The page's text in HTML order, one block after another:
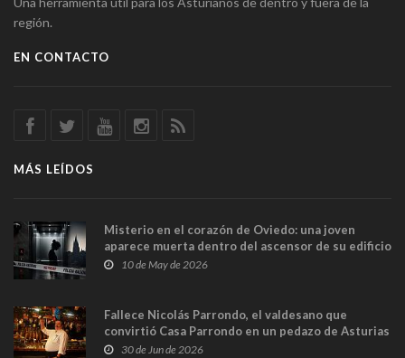
región.
EN CONTACTO
MÁS LEÍDOS
Misterio en el corazón de Oviedo: una joven
aparece muerta dentro del ascensor de su edificio
y las cámaras captan sus últimos minutos
10 de May de 2026
Fallece Nicolás Parrondo, el valdesano que
convirtió Casa Parrondo en un pedazo de Asturias
en Madrid
30 de Jun de 2026